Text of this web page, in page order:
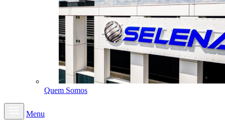
Quem Somos
Menu